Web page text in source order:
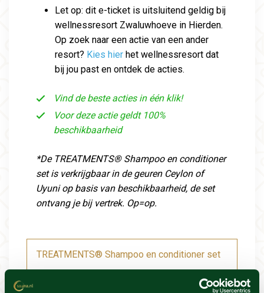
Let op: dit e-ticket is uitsluitend geldig bij
wellnessresort Zwaluwhoeve in Hierden.
Op zoek naar een actie van een ander
resort? Kies hier het wellnessresort dat
bij jou past en ontdek de acties.
Vind de beste acties in één klik!
Voor deze actie geldt 100%
beschikbaarheid
*De TREATMENTS® Shampoo en conditioner
set is verkrijgbaar in de geuren Ceylon of
Uyuni op basis van beschikbaarheid, de set
ontvang je bij vertrek. Op=op.
TREATMENTS® Shampoo en conditioner set